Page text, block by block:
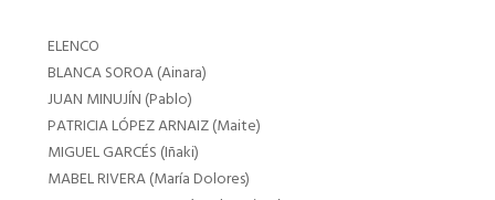
ELENCO
BLANCA SOROA (Ainara)
JUAN MINUJÍN (Pablo)
PATRICIA LÓPEZ ARNAIZ (Maite)
MIGUEL GARCÉS (Iñaki)
MABEL RIVERA (María Dolores)